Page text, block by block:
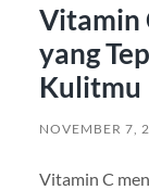
Vitamin
yang
Kulitmu
NOVEMBER 7,
Vitamin C